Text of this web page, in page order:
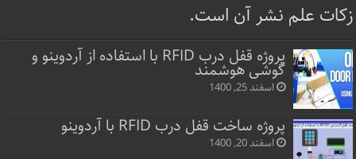
زکات علم نشر آن است.
پروژه قفل‌ درب RFID با استفاده از آردوینو و
گوشی هوشمند
اسفند 25, 1400
پروژه ساخت قفل‌ درب RFID با آردوینو
اسفند 20, 1400